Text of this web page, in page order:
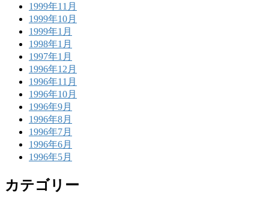
1999年11月
1999年10月
1999年1月
1998年1月
1997年1月
1996年12月
1996年11月
1996年10月
1996年9月
1996年8月
1996年7月
1996年6月
1996年5月
カテゴリー